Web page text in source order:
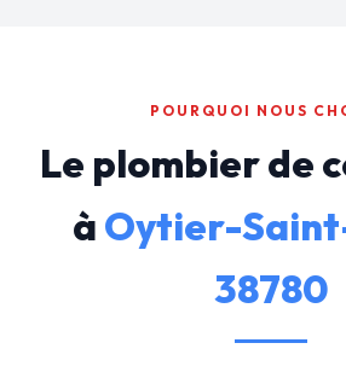
POURQUOI NOUS
Le plombier de
à Oytier-
38780